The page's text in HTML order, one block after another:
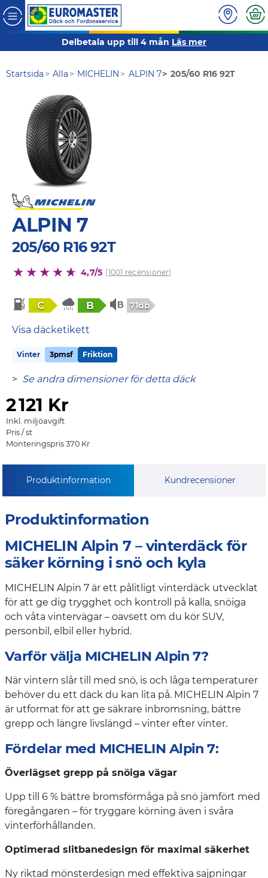
Delbetala upp till 4 mån Läs mer
Startsida Alla MICHELIN ALPIN 7 205/60 R16 92T
ALPIN 7
205/60 R16 92T
4,7/5 (1001 recensioner)
C B 71db
Visa däcketikett
Vinter 3pmsf Friktion
> Se andra dimensioner för detta däck
2121 Kr
Inkl. miljöavgift
Pris / st
Monteringspris 370 Kr
Produktinformation Kundrecensioner
Produktinformation
MICHELIN Alpin 7 – vinterdäck för
säker körning i snö och kyla
MICHELIN Alpin 7 är ett pålitligt vinterdäck utvecklat
för att ge dig trygghet och kontroll på kalla, snöiga
och våta vintervägar – oavsett om du kör SUV,
personbil, elbil eller hybrid.
Varför välja MICHELIN Alpin 7?
När vintern slår till med snö, is och låga temperaturer
behöver du ett däck du kan lita på. MICHELIN Alpin 7
är utformat för att ge säkrare inbromsning, bättre
grepp och längre livslängd – vinter efter vinter.
Fördelar med MICHELIN Alpin 7:
Överlägset grepp på snöiga vägar
Upp till 6 % bättre bromsförmåga på snö jämfört med
föregångaren – för tryggare körning även i svåra
vinterförhållanden.
Optimerad slitbanedesign för maximal säkerhet
Ny riktad mönsterdesign med effektiva sajpningar